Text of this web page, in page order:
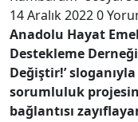
14 Aralık 20220
Anadolu Hayat
Destekleme
Değiştir!’
sorumluluk
bağlantısı